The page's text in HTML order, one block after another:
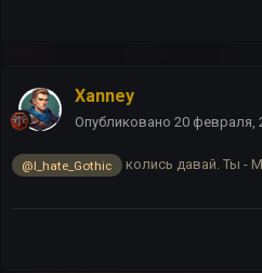
Xanney
Опубликовано 20 февраля,
@I_hate_Gothic колись давай. Ты -